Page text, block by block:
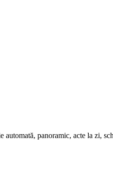
automată, panoramic, acte la zi,